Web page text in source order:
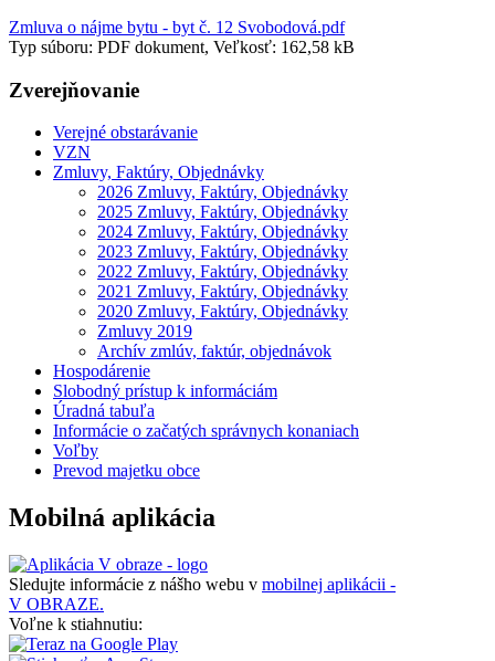
Zmluva o nájme bytu - byt č. 12 Svobodová.pdf
Typ súboru: PDF dokument, Veľkosť: 162,58 kB
Zverejňovanie
Verejné obstarávanie
VZN
Zmluvy, Faktúry, Objednávky
2026 Zmluvy, Faktúry, Objednávky
2025 Zmluvy, Faktúry, Objednávky
2024 Zmluvy, Faktúry, Objednávky
2023 Zmluvy, Faktúry, Objednávky
2022 Zmluvy, Faktúry, Objednávky
2021 Zmluvy, Faktúry, Objednávky
2020 Zmluvy, Faktúry, Objednávky
Zmluvy 2019
Archív zmlúv, faktúr, objednávok
Hospodárenie
Slobodný prístup k informáciám
Úradná tabuľa
Informácie o začatých správnych konaniach
Voľby
Prevod majetku obce
Mobilná aplikácia
Sledujte informácie z nášho webu v mobilnej aplikácii -
V OBRAZE.
Voľne k stiahnutiu: